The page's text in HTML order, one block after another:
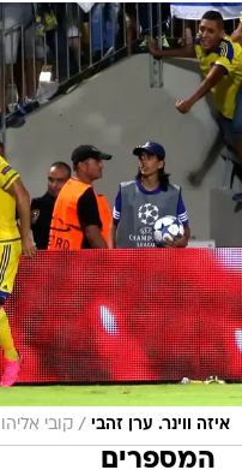
איזה ווינר. ערן זהבי / קובי אליהו
המספרים